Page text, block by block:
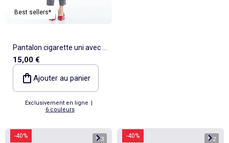
Best sellers*
Pantalon cigarette uni avec 2
poches
15,00 €
Ajouter au panier
Exclusivement en ligne |
6 couleurs
-40% 1/3 -40% 1/2